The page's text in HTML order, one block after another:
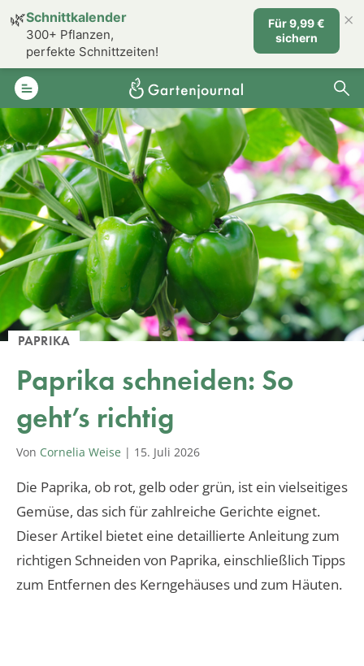
PAPRIKA
Paprika schneiden: So
geht’s richtig
Von Cornelia Weise | 15. Juli 2026
Die Paprika, ob rot, gelb oder grün, ist ein vielseitiges
Gemüse, das sich für zahlreiche Gerichte eignet.
Dieser Artikel bietet eine detaillierte Anleitung zum
richtigen Schneiden von Paprika, einschließlich Tipps
zum Entfernen des Kerngehäuses und zum Häuten.
🌿Schnittkalender
300+ Pflanzen,
perfekte Schnittzeiten!
Für 9,99 €
sichern
×